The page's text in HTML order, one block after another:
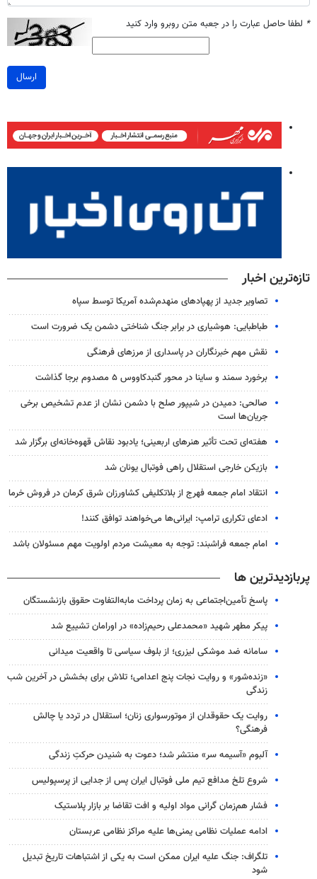
* لطفا حاصل عبارت را در جعبه متن روبرو وارد کنید
ارسال
تازه‌ترین اخبار
تصاویر جدید از پهپادهای منهدم‌شده آمریکا توسط سپاه
طباطبایی: هوشیاری در برابر جنگ شناختی دشمن یک ضرورت است
نقش مهم خبرنگاران در پاسداری از مرزهای فرهنگی
برخورد سمند و ساینا در محور گنبدکاووس ۵ مصدوم برجا گذاشت
صالحی: دمیدن در شیپور صلح با دشمن نشان از عدم تشخیص برخی
جریان‌ها است
هفته‌ای تحت تأثیر هنرهای اربعینی؛ یادبود نقاش قهوه‌خانه‌ای برگزار شد
بازیکن خارجی استقلال راهی فوتبال یونان شد
انتقاد امام جمعه فهرج از بلاتکلیفی کشاورزان شرق کرمان در فروش خرما
ادعای تکراری ترامپ: ایرانی‌ها می‌خواهند توافق کنند!
امام جمعه فراشبند: توجه به معیشت مردم اولویت مهم مسئولان باشد
پربازدیدترین ها
پاسخ تأمین‌اجتماعی به زمان پرداخت مابه‌التفاوت حقوق بازنشستگان
پیکر مطهر شهید «محمدعلی رحیم‌زاده» در اورامان تشییع شد
سامانه ضد موشکی لیزری؛ از بلوف سیاسی تا واقعیت میدانی
«زنده‌شور» و روایت نجات پنج اعدامی؛ تلاش برای بخشش در آخرین شب
زندگی
روایت یک حقوقدان از موتورسواری زنان؛ استقلال در تردد یا چالش
فرهنگی؟
آلبوم «آسیمه سر» منتشر شد؛ دعوت به شنیدن حرکتِ زندگی
شروع تلخ مدافع تیم ملی فوتبال ایران پس از جدایی از پرسپولیس
فشار هم‌زمان گرانی مواد اولیه و افت تقاضا بر بازار پلاستیک
ادامه عملیات نظامی یمنی‌ها علیه مراکز نظامی عربستان
تلگراف: جنگ علیه ایران ممکن است به یکی از اشتباهات تاریخ تبدیل
شود